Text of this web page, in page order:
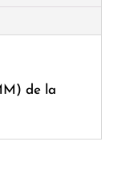
de la